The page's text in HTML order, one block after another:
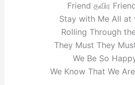
Friend தவிர
Stay with Me All at
Rolling Through
They Must They
We Be So
We Know That We